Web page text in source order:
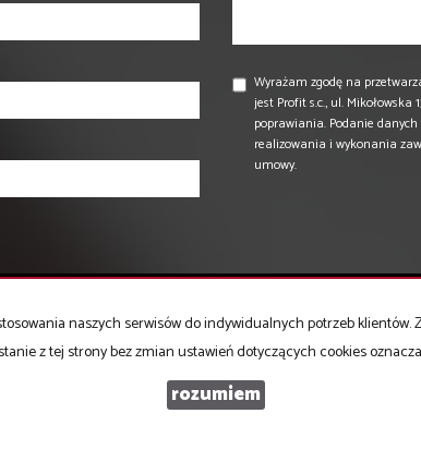
Wyrażam zgodę na
jest Profit s.c., ul.
poprawiania. Podanie
realizowania i wykonania
umowy.
Mieszkaniana
Domyna wynajem
naszych serwisów do indywidualnych potrzeb
z tej strony bez zmian ustawień dotyczących cookies
rozumiem